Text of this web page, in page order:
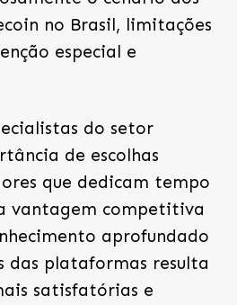
no Brasil, limitações
especial e
do setor
de escolhas
que dedicam tempo
vantagem competitiva
aprofundado
das plataformas resulta
satisfatórias e